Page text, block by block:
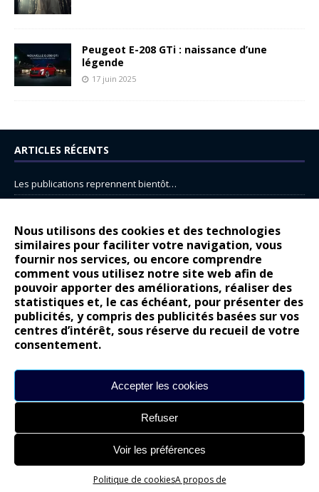
Nous utilisons des cookies et des technologies
similaires pour faciliter votre navigation, vous
fournir nos services, ou encore comprendre
comment vous utilisez notre site web afin de
pouvoir apporter des améliorations, réaliser des
statistiques et, le cas échéant, pour présenter des
publicités, y compris des publicités basées sur vos
centres d’intérêt, sous réserve du recueil de votre
consentement.
Accepter les cookies
Refuser
Voir les préférences
Politique de cookiesA propos de
Peugeot E-208 GTi : naissance d’une
légende
17 juin 2025
ARTICLES RÉCENTS
Les publications reprennent bientôt…
14 juillet : nouveau film de marque pour Citroën
Renault Espace : voyage, voyage…
Peugeot E-208 GTi : naissance d’une légende
COMMENTAIRES RÉCENTS
Bernard DardartdansDacia Sandero : pour les gens vrais
Alpine A290 : L’irrésistible attraction de la légèreté
leroydansLancia Ypsilon : naturellement envoûtante ?
Nouvelle Opel Corsa : Yes of Corsa !
Site réalisé parAlexandre Hamed